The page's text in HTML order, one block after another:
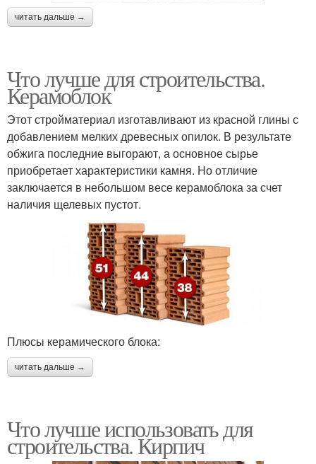
читать дальше →
Что лучше для строительства.
Керамоблок
Этот стройматериал изготавливают из красной глины с
добавлением мелких древесных опилок. В результате
обжига последние выгорают, а основное сырье
приобретает характеристики камня. Но отличие
заключается в небольшом весе керамоблока за счет
наличия щелевых пустот.
Плюсы керамического блока:
читать дальше →
Что лучше использовать для
строительства. Кирпич